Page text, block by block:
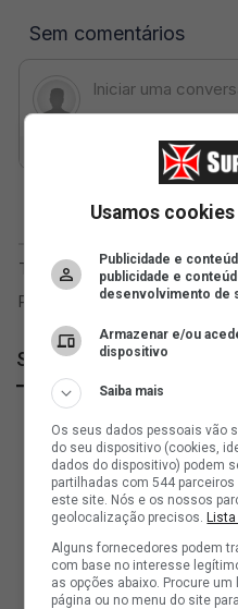
SuperVasco
Usamos
Publicidade e
publicidade e
desenvolvimento de
Armazenar e/ou
dispositivo
Saiba mais
Os seus dados pessoais vão
do seu dispositivo (cookies,
dados do dispositivo) podem
partilhadas com 544
este site. Nós e os nossos
geolocalização precisos.
Alguns fornecedores podem
com base no interesse
as opções abaixo. Procure
página ou no menu do site